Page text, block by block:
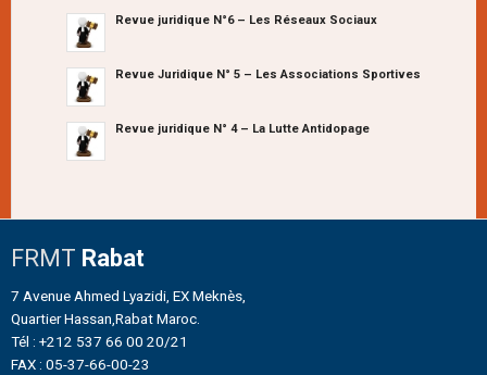
Revue juridique N°6 – Les Réseaux Sociaux
Revue Juridique N° 5 – Les Associations Sportives
Revue juridique N° 4 – La Lutte Antidopage
FRMT Rabat
7 Avenue Ahmed Lyazidi, EX Meknès,
Quartier Hassan,Rabat Maroc.
Tél : +212 537 66 00 20/21
FAX : 05-37-66-00-23